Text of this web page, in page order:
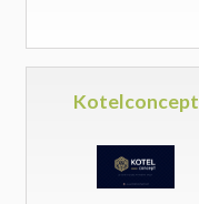
Kotelconcept